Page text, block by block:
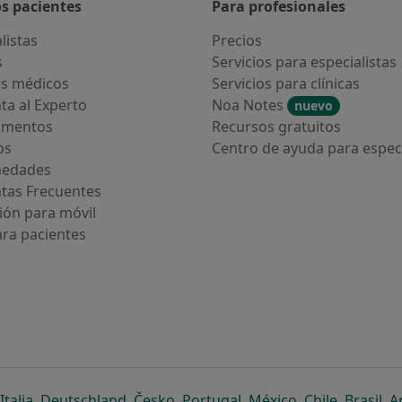
pacientes
médicos
al Experto
Frecuentes
para móvil
pacientes
Para profesionales
Precios
Servicios para especialistas
Servicios para clínicas
Noa Notes
nuevo
Recursos gratuitos
Centro de ayuda para